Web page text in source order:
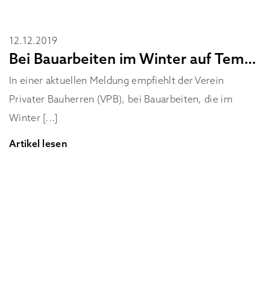
12.12.2019
Bei Bauarbeiten im Winter auf Temperaturen achten
In einer aktuellen Meldung empfiehlt der Verein
Privater Bauherren (VPB), bei Bauarbeiten, die im
Winter [...]
Artikel lesen